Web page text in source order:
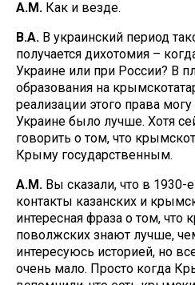
А.М. Как и везде.
В.А. В украинский период
получается дихотомия –
Украине или при России? В
образования на
реализации этого права
Украине было лучше. Хотя
говорить о том, что
Крыму государственным.
А.М. Вы сказали, что в
контакты казанских и
интересная фраза о том, что
поволжских знают лучше,
интересуюсь историей, но
очень мало. Просто когда